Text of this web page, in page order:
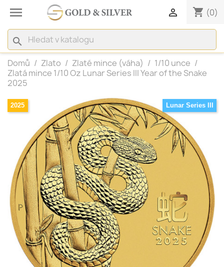
 shopping_cart (0)

search
Domů Zlato Zlaté mince (váha)
1/10 unce
Zlatá mince 1/10 Oz Lunar Series III Year of the Snake
2025
Lunar Series III
2025